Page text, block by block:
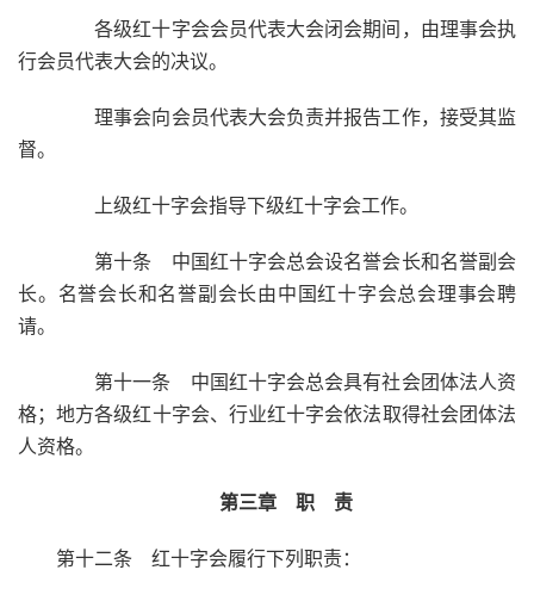
各级红十字会会员代表大会闭会期间，由理事会执
行会员代表大会的决议。
理事会向会员代表大会负责并报告工作，接受其监
督。
上级红十字会指导下级红十字会工作。
第十条 中国红十字会总会设名誉会长和名誉副会
长。名誉会长和名誉副会长由中国红十字会总会理事会聘
请。
第十一条 中国红十字会总会具有社会团体法人资
格；地方各级红十字会、行业红十字会依法取得社会团体法
人资格。
第三章 职 责
第十二条 红十字会履行下列职责：